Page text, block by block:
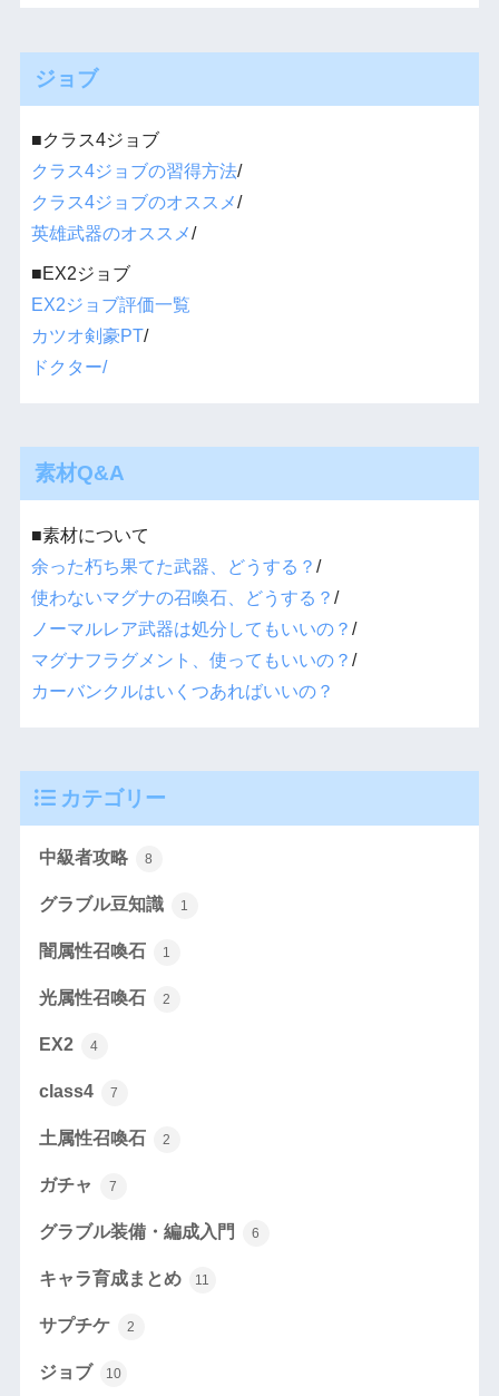
ジョブ
■クラス4ジョブ
クラス4ジョブの習得方法/
クラス4ジョブのオススメ/
英雄武器のオススメ/
■EX2ジョブ
EX2ジョブ評価一覧
カツオ剣豪PT/
ドクター/
素材Q&A
■素材について
余った朽ち果てた武器、どうする？ /
使わないマグナの召喚石、どうする？ /
ノーマルレア武器は処分してもいいの？ /
マグナフラグメント、使ってもいいの？ /
カーバンクルはいくつあればいいの？
カテゴリー
中級者攻略 8
グラブル豆知識 1
闇属性召喚石 1
光属性召喚石 2
EX2 4
class4 7
土属性召喚石 2
ガチャ 7
グラブル装備・編成入門 6
キャラ育成まとめ 11
サプチケ 2
ジョブ 10